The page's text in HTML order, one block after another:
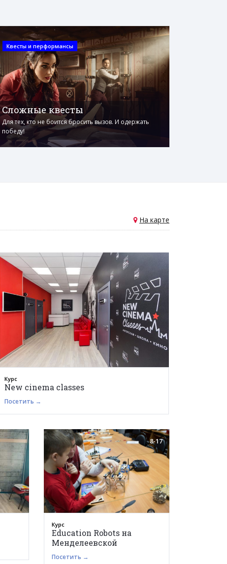
Квесты и перформансы
Сложные квесты
Для тех, кто не боится бросить вызов. И одержать
победу!
На карте
Курс
New cinema classes
Посетить →
8-17
Курс
Education Robots на
Менделеевской
Посетить →